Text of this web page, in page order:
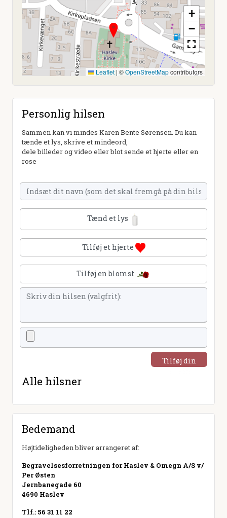
+
−
Leaflet | ©OpenStreetMapcontributors
Personlig hilsen
Sammen kan vi mindes Karen Bente Sørensen. Du kan
tænde et lys, skrive et mindeord,
dele billeder og video eller blot sende et hjerte eller en
rose
Tænd et lys
Tilføj et hjerte
Tilføj en blomst
Tilføj din
Alle hilsner
Bedemand
Højtideligheden bliver arrangeret af:
Begravelsesforretningen for Haslev & Omegn A/S v/
Per Østen
Jernbanegade 60
4690 Haslev
Tlf.: 56 31 11 22